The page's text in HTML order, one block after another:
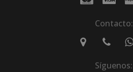
Contacto:
Síguenos: